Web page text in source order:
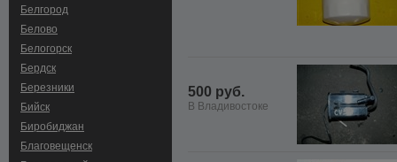
Белгород
Белово
Белогорск
Бердск
Березники
Бийск
Биробиджан
Благовещенск
500 руб.
В Владивостоке